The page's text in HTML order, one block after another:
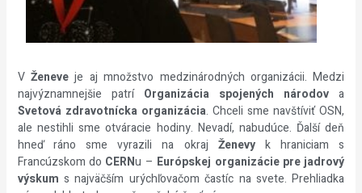
V Ženeveje aj množstvo medzinárodných organizácii. Medzi
najvýznamnejšie patrí Organizácia spojených národov a
Svetová zdravotnícka organizácia. Chceli sme navštíviť OSN,
ale nestihli sme otváracie hodiny. Nevadí, nabudúce. Ďalší deň
hneď ráno sme vyrazili na okraj Ženevyk hraniciam s
Francúzskom do CERNu – Európskej organizácie pre jadrový
výskum s najväčším urýchľovačom častíc na svete. Prehliadka